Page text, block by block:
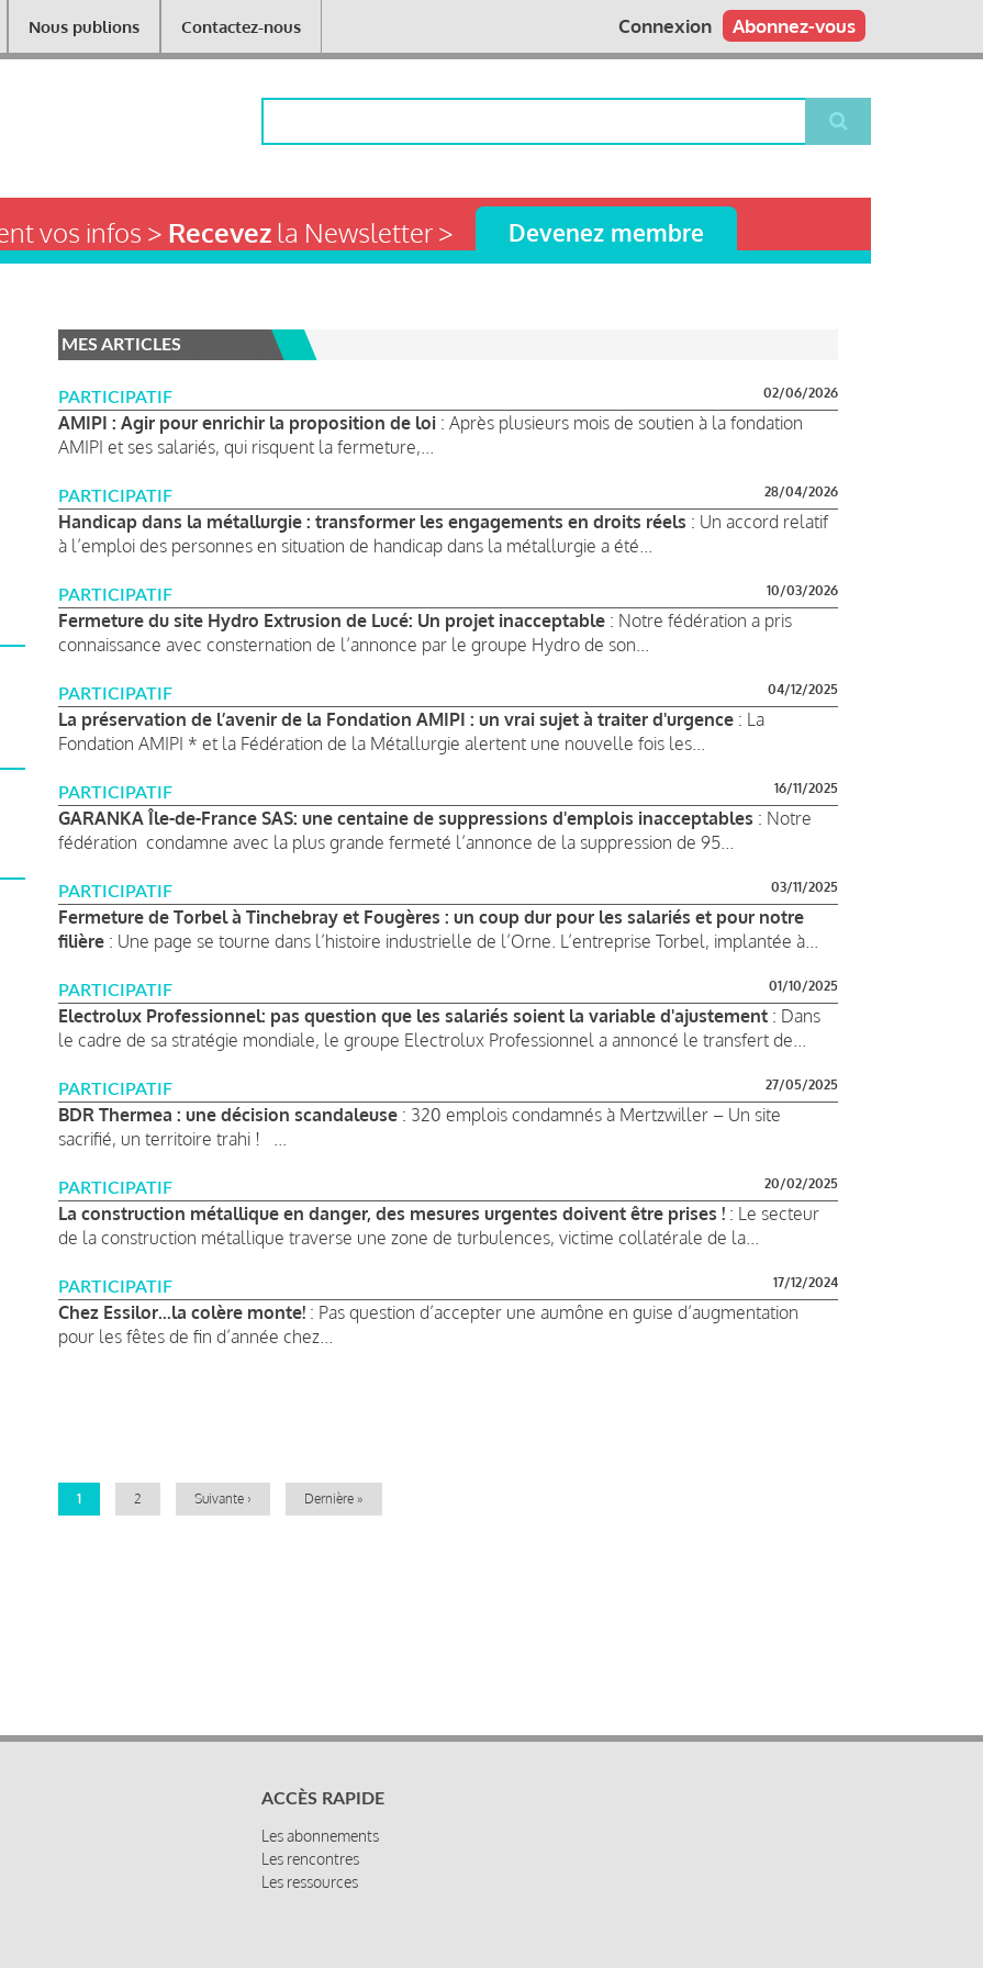
Nous publions Contactez-nous Abonnez-vous
Connexion
vos infos > Recevezla Newsletter > Devenez membre
MES ARTICLES
PARTICIPATIF 02/06/2026
AMIPI : Agir pour enrichir la proposition de loi : Après plusieurs mois de soutien à la fondation
AMIPI et ses salariés, qui risquent la fermeture,...
PARTICIPATIF 28/04/2026
Handicap dans la métallurgie : transformer les engagements en droits réels : Un accord relatif
à l’emploi des personnes en situation de handicap dans la métallurgie a été...
PARTICIPATIF 10/03/2026
Fermeture du site Hydro Extrusion de Lucé: Un projet inacceptable : Notre fédération a pris
connaissance avec consternation de l’annonce par le groupe Hydro de son...
PARTICIPATIF 04/12/2025
La préservation de l’avenir de la Fondation AMIPI : un vrai sujet à traiter d'urgence : La
Fondation AMIPI * et la Fédération de la Métallurgie alertent une nouvelle fois les...
PARTICIPATIF 16/11/2025
GARANKA Île-de-France SAS: une centaine de suppressions d'emplois inacceptables : Notre
fédération condamne avec la plus grande fermeté l’annonce de la suppression de 95...
PARTICIPATIF 03/11/2025
Fermeture de Torbel à Tinchebray et Fougères : un coup dur pour les salariés et pour notre
filière : Une page se tourne dans l’histoire industrielle de l’Orne. L’entreprise Torbel, implantée à...
PARTICIPATIF 01/10/2025
Electrolux Professionnel: pas question que les salariés soient la variable d'ajustement : Dans
le cadre de sa stratégie mondiale, le groupe Electrolux Professionnel a annoncé le transfert de...
PARTICIPATIF 27/05/2025
BDR Thermea : une décision scandaleuse : 320 emplois condamnés à Mertzwiller – Un site
sacrifié, un territoire trahi ! ...
PARTICIPATIF 20/02/2025
La construction métallique en danger, des mesures urgentes doivent être prises ! : Le secteur
de la construction métallique traverse une zone de turbulences, victime collatérale de la...
PARTICIPATIF 17/12/2024
Chez Essilor...la colère monte! : Pas question d’accepter une aumône en guise d’augmentation
pour les fêtes de fin d’année chez...
Page
1 Page
2
Page
Suivante ›
Dernière
Dernière »
ACCÈS RAPIDE
Les abonnements
Les rencontres
Les ressources